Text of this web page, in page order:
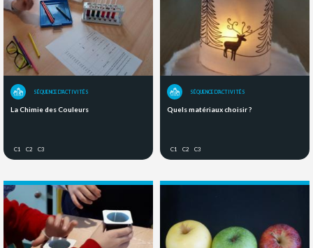
SÉQUENCE D'ACTIVITÉS
La Chimie des Couleurs
C1 C2 C3
SÉQUENCE D'ACTIVITÉS
Quels matériaux choisir ?
C1 C2 C3